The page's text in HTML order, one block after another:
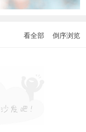
看全部 倒序浏览